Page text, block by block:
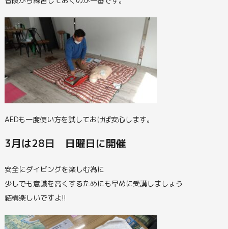
AEDも一度使い方を試しておけば安心します。
3月は28日 日曜日に開催
安全にダイビングを楽しむ為に
少しでも意識を高くするためにも早めに受講しましょう
結構楽しいですよ!!